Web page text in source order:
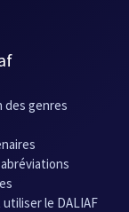
des genres
le DALIAF